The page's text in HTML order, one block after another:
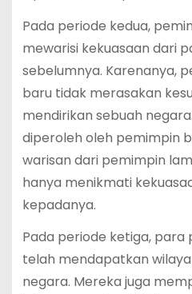
Pada periode kedua,
mewarisi kekuasaan dari
sebelumnya. Karenanya,
baru tidak merasakan
mendirikan sebuah
diperoleh oleh pemimpin
warisan dari pemimpin
hanya menikmati
kepadanya.
Pada periode ketiga, para
telah mendapatkan
negara. Mereka juga